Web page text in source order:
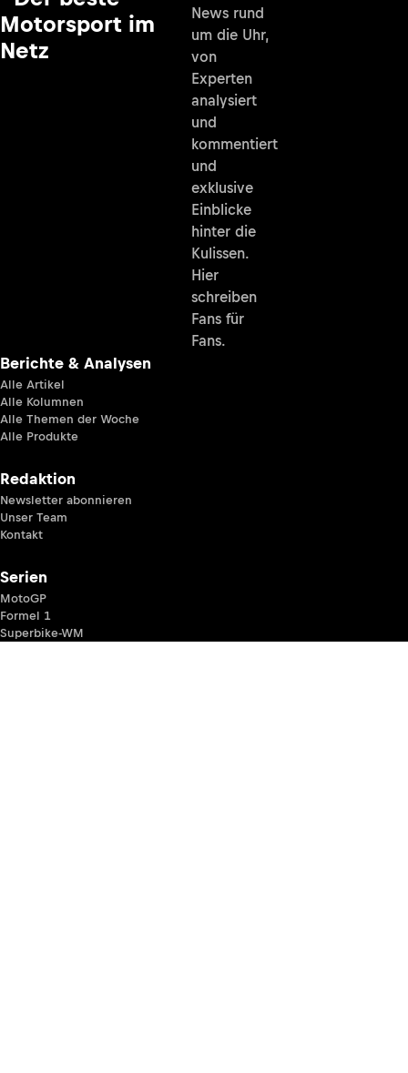
Motorsport im
Netz
News rund
um die Uhr,
von
Experten
analysiert
und
kommentiert
und
exklusive
Einblicke
hinter die
Kulissen.
Hier
schreiben
Fans für
Fans.
Berichte & Analysen
Alle Artikel
Alle Kolumnen
Alle Themen der Woche
Alle Produkte
Redaktion
Newsletter abonnieren
Unser Team
Kontakt
Serien
MotoGP
Formel 1
Superbike-WM